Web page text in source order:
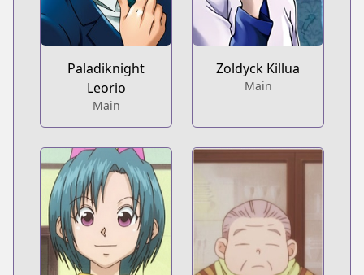
Paladiknight
Leorio
Main
Zoldyck Killua
Main